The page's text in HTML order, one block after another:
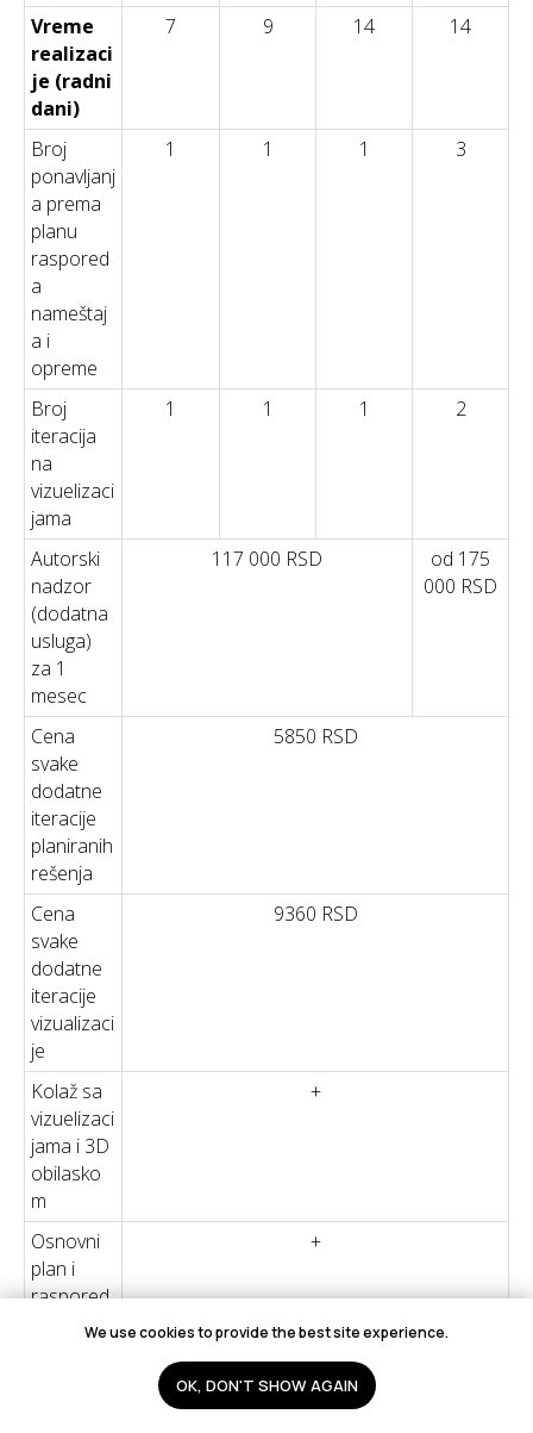
Vreme
realizaci
je (radni
dani)
7 9 14 14
Broj
ponavljanj
a prema
planu
raspored
a
nameštaj
a i
opreme
1 1 1 3
Broj
iteracija
na
vizuelizaci
jama
1 1 1 2
Autorski
nadzor
(dodatna
usluga)
za 1
mesec
117 000 RSD
od 175
000 RSD
Cena
svake
dodatne
iteracije
planiranih
rešenja
5850 RSD
Cena
svake
dodatne
iteracije
vizualizaci
je
9360 RSD
Kolaž sa
vizuelizaci
jama i 3D
obilasko
m
+
Osnovni
plan i
raspored
nameštaj
+
+
We use cookies to provide the best site experience.
OK, DON'T SHOW AGAIN